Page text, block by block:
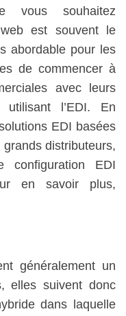
vous souhaitez
est souvent le
abordable pour les
de commencer à
avec leurs
utilisant l’EDI. En
EDI basées
distributeurs,
configuration EDI
en savoir plus,
généralement un
elles suivent donc
dans laquelle